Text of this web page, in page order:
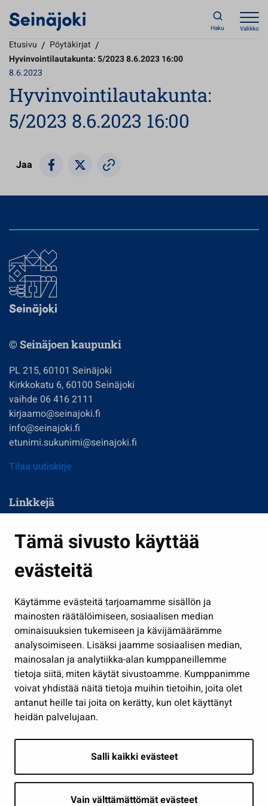
Tämä sivusto käyttää
evästeitä
Käytämme evästeitä tarjoamamme sisällön ja
mainosten räätälöimiseen, sosiaalisen median
ominaisuuksien tukemiseen ja kävijämäärämme
analysoimiseen. Lisäksi jaamme sosiaalisen median,
mainosalan ja analytiikka-alan kumppaneillemme
tietoja siitä, miten käytät sivustoamme. Kumppanimme
voivat yhdistää näitä tietoja muihin tietoihin, joita olet
antanut heille tai joita on kerätty, kun olet käyttänyt
heidän palvelujaan.
Salli kaikki evästeet
Vain välttämättömät evästeet
Haku Valikko
Etusivu / Pöytäkirjat /
Hyvinvointilautakunta: 5/2023 8.6.2023 16:00
8.6.2023
Hyvinvointilautakunta:
5/2023 8.6.2023 16:00
Jaa
© Seinäjoen kaupunki
PL 215, 60101 Seinäjoki
Kirkkokatu 6, 60100 Seinäjoki
vaihde 06 416 2111
kirjaamo@seinajoki.fi
info@seinajoki.fi
etunimi.sukunimi@seinajoki.fi
Tilaa uutiskirje
Linkkejä
Kasvatus ja opetus
Kulttuuri ja liikunta
Työ ja yrittäminen
Osallistu ja asioi
Näytä omat evästeasetukseni
Seuraa meitä